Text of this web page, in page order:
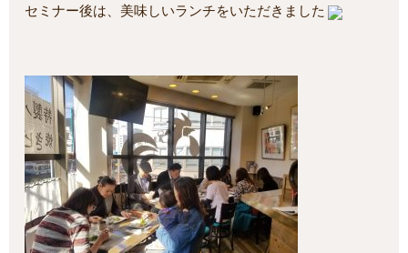
セミナー後は、美味しいランチをいただきました